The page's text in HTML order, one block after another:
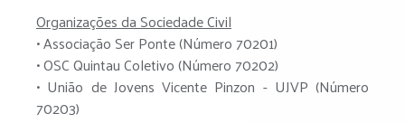
Organizações da Sociedade Civil
• Associação Ser Ponte (Número 70201)
• OSC Quintau Coletivo (Número 70202)
• União de Jovens Vicente Pinzon - UJVP (Número
70203)